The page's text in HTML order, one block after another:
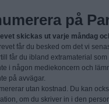
på
skickas ut varje måndag
får du besked om det vi
får du ibland extramaterial
i någon mediekoncern och
på avvägar.
utan kostnad. Du kan
om du skriver in i den